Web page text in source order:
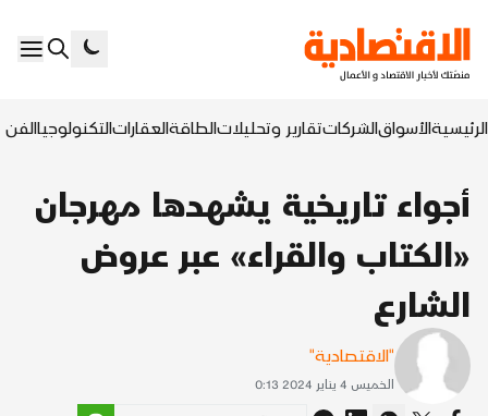
الرئيسيةالأسواقالشركاتتقارير وتحليلاتالطاقةالعقاراتالتكنولوجياالفن
أجواء تاريخية يشهدها مهرجان
«الكتاب والقراء» عبر عروض
الشارع
"الاقتصادية"
الخميس 4 يناير 2024 0:13